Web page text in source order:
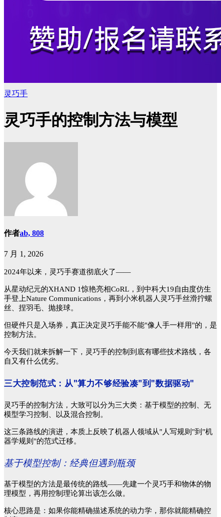
灵巧手
灵巧手的控制方法与模型
作者ab, 808
7 月 1, 2026
2024年以来，灵巧手赛道彻底火了——
从星动纪元的XHAND 1惊艳亮相CoRL，到中科大19自由度仿生
手登上Nature Communications，再到小米机器人灵巧手丝滑拧螺
丝、捏羽毛、抛接球。
但硬件只是入场券，真正决定灵巧手能不能"像人手一样用"的，是
控制方法。
今天我们就来拆解一下，灵巧手的控制到底有哪些技术路线，各
自又有什么优劣。
三大控制范式：从"算力不够经验凑"到"数据驱动"
灵巧手的控制方法，大致可以分为三大类：基于模型的控制、无
模型学习控制、以及混合控制。
这三条路线的演进，本质上反映了机器人领域从"人写规则"到"机
器学规则"的范式迁移。
基于模型控制：经典但遇到瓶颈
基于模型的方法是最传统的路线——先建一个灵巧手和物体的物
理模型，再用控制理论算出该怎么做。
核心思路是：如果你能精确描述系统的动力学，那你就能精确控